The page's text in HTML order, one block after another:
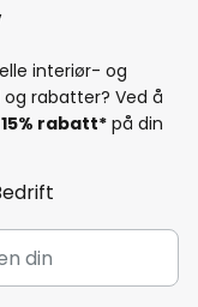
interiør- og
rabatter? Ved å
15% rabatt* på din